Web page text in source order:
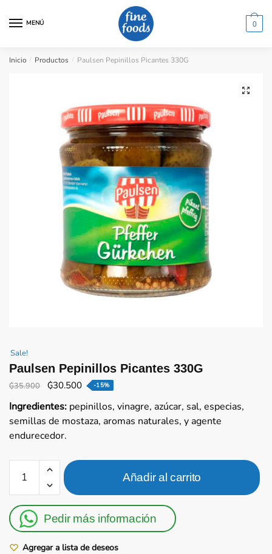
MENÚ 0
Inicio / Productos / Paulsen Pepinillos Picantes 330G
🔍
Sale!
Paulsen Pepinillos Picantes 330G
₲35.900
El
original
era:
₲35.900.
₲30.500El
actual
es:
-15%
Ingredientes: pepinillos, vinagre, azúcar, sal, especias,
semillas de mostaza, aromas naturales, y agente
endurecedor.
Pepinillos
Picantes
330G
cantidad
Añadir al carrito
Pedir más información
Agregar a lista de deseos